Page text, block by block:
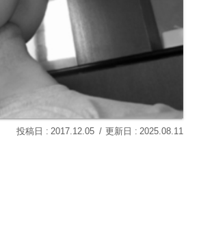
2017.12.05 2025.08.11